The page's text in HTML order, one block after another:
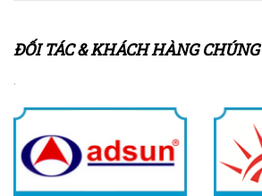
ĐỐI TÁC & KHÁCH HÀNG
.